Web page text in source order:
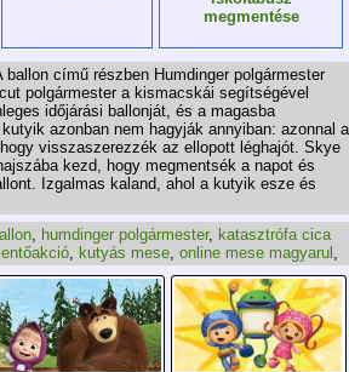
megmentése
ballon című részben Humdinger polgármester
polgármester a kismacskái segítségével
időjárási ballonját, és a magasba
azonban nem hagyják annyiban: azonnal a
visszaszerezzék az ellopott léghajót. Skye
kezd, hogy megmentsék a napot és
Izgalmas kaland, ahol a kutyik esze és
, humdinger polgármester, katasztrófa cica
, kutyás mese, online mese magyarul ,